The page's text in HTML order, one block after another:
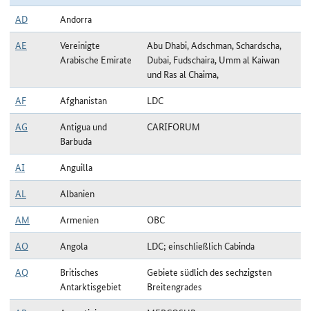
AD
Andorra
AE
Vereinigte
Arabische Emirate
Abu Dhabi, Adschman, Schardscha,
Dubai, Fudschaira, Umm al Kaiwan
und Ras al Chaima,
AF
Afghanistan
LDC
AG
Antigua und
Barbuda
CARIFORUM
AI
Anguilla
AL
Albanien
AM
Armenien
OBC
AO
Angola
LDC; einschließlich Cabinda
AQ
Britisches
Antarktisgebiet
Gebiete südlich des sechzigsten
Breitengrades